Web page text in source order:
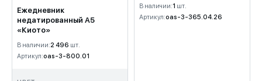
Ежедневник
недатированный А5
«Киото»
В наличии:2 496 шт.
Артикул:oas-3-800.01
В наличии:1 шт.
Артикул:oas-3-365.04.26